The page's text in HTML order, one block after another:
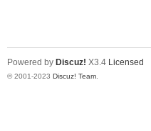
Powered by Discuz! X3.4 Licensed
© 2001-2023 Discuz! Team